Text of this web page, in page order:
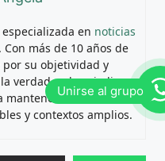
en noticias
más de 10 años de
su objetividad y
verdad y el periodismo
a los lectores
y contextos amplios.